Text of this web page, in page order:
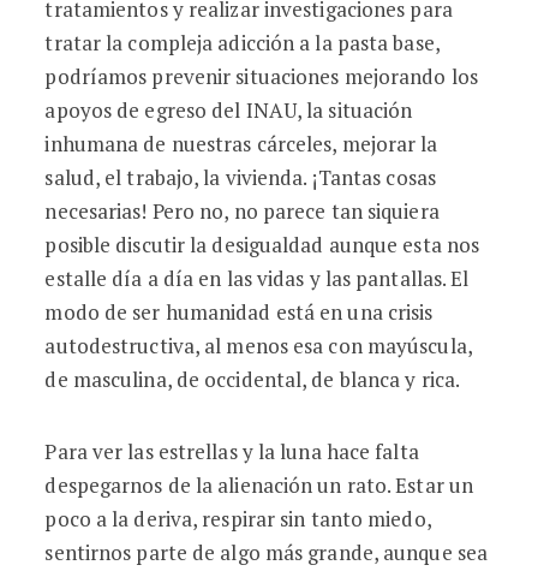
tratamientos y realizar investigaciones para
tratar la compleja adicción a la pasta base,
podríamos prevenir situaciones mejorando los
apoyos de egreso del INAU, la situación
inhumana de nuestras cárceles, mejorar la
salud, el trabajo, la vivienda. ¡Tantas cosas
necesarias! Pero no, no parece tan siquiera
posible discutir la desigualdad aunque esta nos
estalle día a día en las vidas y las pantallas. El
modo de ser humanidad está en una crisis
autodestructiva, al menos esa con mayúscula,
de masculina, de occidental, de blanca y rica.
Para ver las estrellas y la luna hace falta
despegarnos de la alienación un rato. Estar un
poco a la deriva, respirar sin tanto miedo,
sentirnos parte de algo más grande, aunque sea